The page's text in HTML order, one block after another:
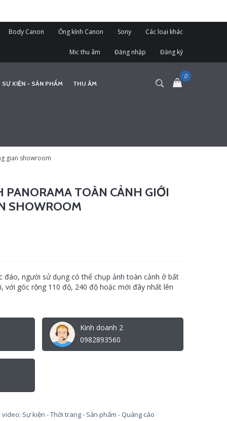
Body Canon Ống kính Canon Sony Các loại khác
Mic thu âm Đăng nhập Đăng ký
SỰ KIỆN - SẢN PHẨM THU ÂM
gian showroom
PANORAMA TOÀN CẢNH GIỚI
SHOWROOM
đáo, người sử dụng có thể chụp ảnh toàn cảnh ở bất
với góc rộng 110 độ, 240 độ hoặc mới đây nhất lên
Kinh doanh 2
0982893560
Sự kiện - Thời trang - Sản phẩm - Quảng cáo